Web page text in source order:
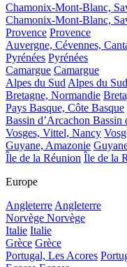
Chamonix-Mont-Blanc,
Chamonix-Mont-Blanc,
Provence Provence
Auvergne, Cévennes,
Pyrénées Pyrénées
Camargue Camargue
Alpes du Sud Alpes du Sud
Bretagne, Normandie
Pays Basque, Côte Basque
Bassin d’Arcachon Bassin
Vosges, Vittel, Nancy
Guyane, Amazonie
Île de la Réunion Île de la
Europe
Angleterre Angleterre
Norvège Norvège
Italie Italie
Grèce Grèce
Portugal, Les Acores